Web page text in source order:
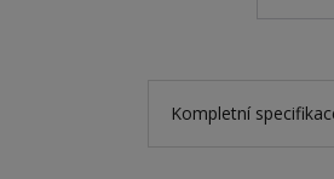
Kompletní